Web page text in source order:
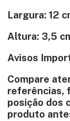
Largura: 12
Altura: 3,5
Avisos
Compare
referências,
posição dos
produto